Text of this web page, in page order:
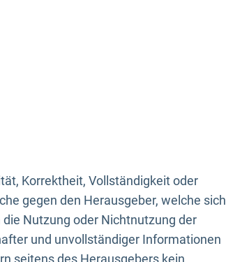
Korrektheit, Vollständigkeit oder
gegen den Herausgeber, welche sich
Nutzung oder Nichtnutzung der
und unvollständiger Informationen
seitens des Herausgebers kein